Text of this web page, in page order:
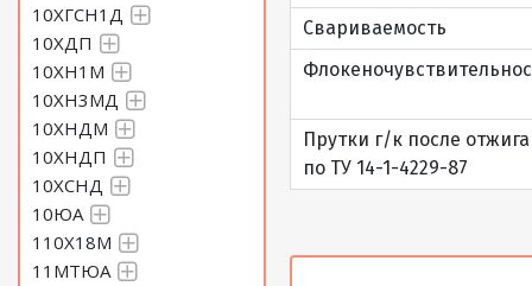
10ХГСН1Д
10ХДП
10ХН1М
10ХН3МД
10ХНДМ
10ХНДП
10ХСНД
10ЮА
110Х18М
11МТЮА
Свариваемость
Прутки г/к после отжига
по ТУ 14-1-4229-87